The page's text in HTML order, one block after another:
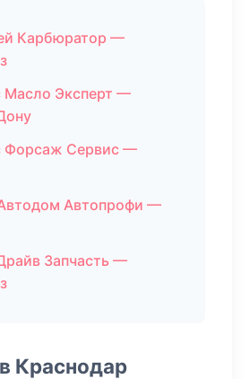
Карбюратор —
Масло Эксперт —
Форсаж Сервис —
Автопрофи —
Запчасть —
Краснодар